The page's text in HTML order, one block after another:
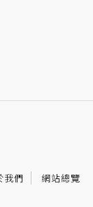
我們 網站總覽